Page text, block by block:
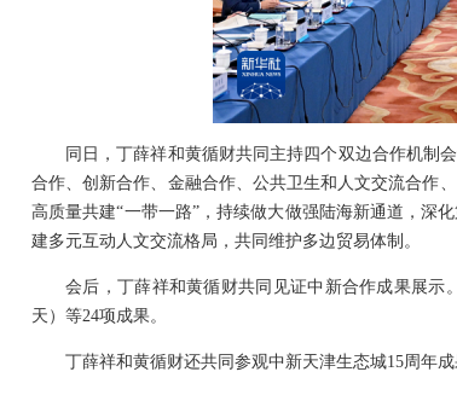
同日，丁薛祥和黄循财共同主持四个双边合作机制
合作、创新合作、金融合作、公共卫生和人文交流合作
高质量共建“一带一路”，持续做大做强陆海新通道，深
建多元互动人文交流格局，共同维护多边贸易体制。
会后，丁薛祥和黄循财共同见证中新合作成果展示
天）等24项成果。
丁薛祥和黄循财还共同参观中新天津生态城15周年